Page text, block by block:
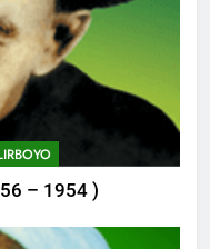
Lisanmu,
Menjaga Adab
– 1954 )
Sumbang
Kantor Himasal